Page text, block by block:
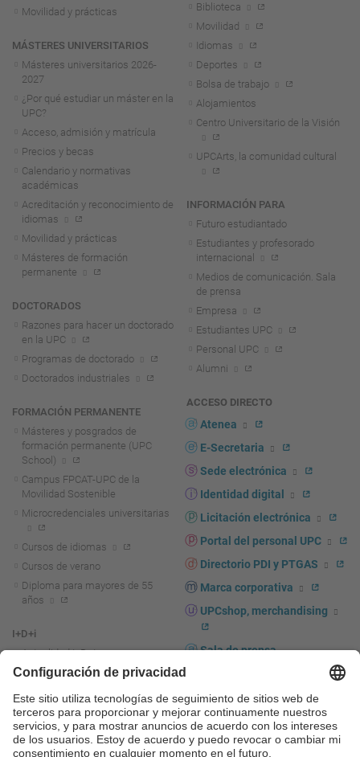
Movilidad y prácticas
MÁSTERES UNIVERSITARIOS
Másteres universitarios 2026-
2027
¿Por qué estudiar un máster en la
UPC?
Acceso, admisión y matrícula
Precios y becas
Calendario y normativas
académicas
Acreditación y reconocimiento de
idiomas
Movilidad y prácticas
Másteres de formación
permanente
DOCTORADOS
Razones para hacer un doctorado
en la UPC
Programas de doctorado
Doctorados industriales
FORMACIÓN PERMANENTE
Másteres y posgrados de
formación permanente (UPC
School)
Campus FPCAT-UPC de la
Movilidad Sostenible
Microcredenciales universitarias
Cursos de idiomas
Cursos de verano
Diploma para mayores de 55
años
I+D+i
Actualidad I+D+I
La investigación en la UPC
Fomento y apoyo a la
investigación
La transferencia, el
emprendimiento y la innovación
en la UPC
Biblioteca
Movilidad
Idiomas
Deportes
Bolsa de trabajo
Alojamientos
Centro Universitario de la Visión
UPCArts, la comunidad cultural
INFORMACIÓN PARA
Futuro estudiantado
Estudiantes y profesorado
internacional
Medios de comunicación. Sala
de prensa
Empresa
Estudiantes UPC
Personal UPC
Alumni
ACCESO DIRECTO
Atenea
E-Secretaria
Sede electrónica
Identidad digital
Licitación electrónica
Portal del personal UPC
Directorio PDI y PTGAS
Marca corporativa
UPCshop, merchandising
Sala de prensa